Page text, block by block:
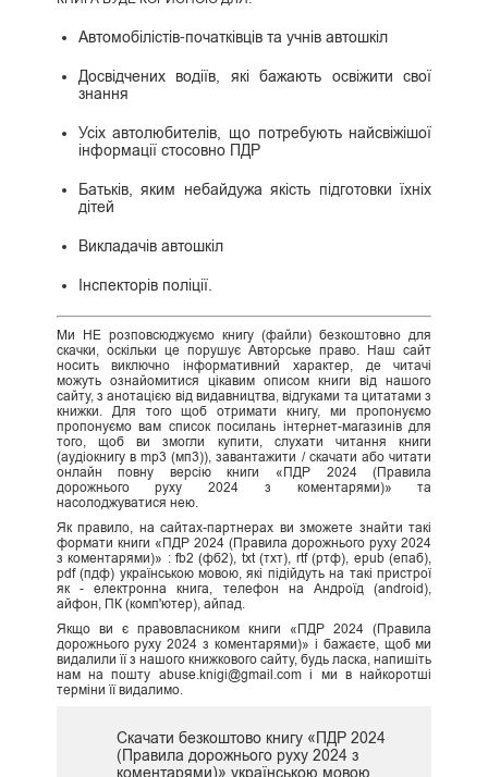
Автомобілістів-початківців та учнів автошкіл
Досвідчених водіїв, які бажають освіжити свої
знання
Усіх автолюбителів, що потребують найсвіжішої
інформації стосовно ПДР
Батьків, яким небайдужа якість підготовки їхніх
дітей
Викладачів автошкіл
Інспекторів поліції.
Ми НЕ розповсюджуємо книгу (файли) безкоштовно для
скачки, оскільки це порушує Авторське право. Наш сайт
носить виключно інформативний характер, де читачі
можуть ознайомитися цікавим описом книги від нашого
сайту, з анотацією від видавництва, відгуками та цитатами з
книжки. Для того щоб отримати книгу, ми пропонуємо
пропонуємо вам список посилань інтернет-магазинів для
того, щоб ви змогли купити, слухати читання книги
(аудіокнигу в mp3 (мп3)), завантажити / скачати або читати
онлайн повну версію книги «ПДР 2024 (Правила
дорожнього руху 2024 з коментарями)» та
насолоджуватися нею.
Як правило, на сайтах-партнерах ви зможете знайти такі
формати книги «ПДР 2024 (Правила дорожнього руху 2024
з коментарями)» : fb2 (фб2), txt (тхт), rtf (ртф), epub (епаб),
pdf (пдф) українською мовою, які підійдуть на такі пристрої
як - електронна книга, телефон на Андроїд (android),
айфон, ПК (комп'ютер), айпад.
Якщо ви є правовласником книги «ПДР 2024 (Правила
дорожнього руху 2024 з коментарями)» і бажаєте, щоб ми
видалили її з нашого книжкового сайту, будь ласка, напишіть
нам на пошту abuse.knigi@gmail.com і ми в найкоротші
терміни її видалимо.
Скачати безкоштово книгу «ПДР 2024
(Правила дорожнього руху 2024 з
коментарями)» українською мовою